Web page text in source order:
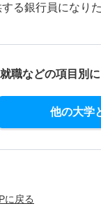
る銀行員になりた
職などの項目別に
他の大学
に戻る